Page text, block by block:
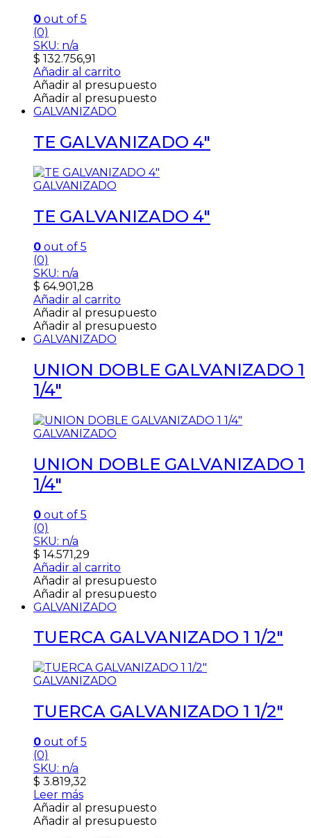
0 out of 5
(0)
SKU: n/a
$ 132.756,91
Añadir al carrito
Añadir al presupuesto
Añadir al presupuesto
GALVANIZADO
TE GALVANIZADO 4″
GALVANIZADO
TE GALVANIZADO 4″
0 out of 5
(0)
SKU: n/a
$ 64.901,28
Añadir al carrito
Añadir al presupuesto
Añadir al presupuesto
GALVANIZADO
UNION DOBLE GALVANIZADO 1
1/4″
GALVANIZADO
UNION DOBLE GALVANIZADO 1
1/4″
0 out of 5
(0)
SKU: n/a
$ 14.571,29
Añadir al carrito
Añadir al presupuesto
Añadir al presupuesto
GALVANIZADO
TUERCA GALVANIZADO 1 1/2″
GALVANIZADO
TUERCA GALVANIZADO 1 1/2″
0 out of 5
(0)
SKU: n/a
$ 3.819,32
Leer más
Añadir al presupuesto
Añadir al presupuesto